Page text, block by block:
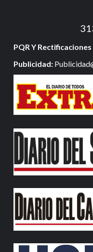
PQR Y Rectificaciones
Publicidad: